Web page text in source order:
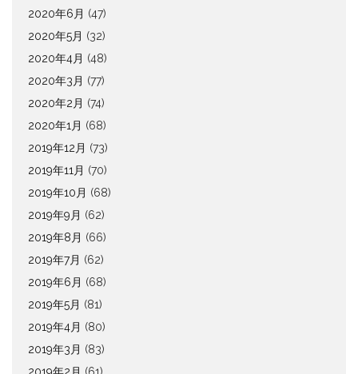
2020年6月 (47)
2020年5月 (32)
2020年4月 (48)
2020年3月 (77)
2020年2月 (74)
2020年1月 (68)
2019年12月 (73)
2019年11月 (70)
2019年10月 (68)
2019年9月 (62)
2019年8月 (66)
2019年7月 (62)
2019年6月 (68)
2019年5月 (81)
2019年4月 (80)
2019年3月 (83)
2019年2月 (61)